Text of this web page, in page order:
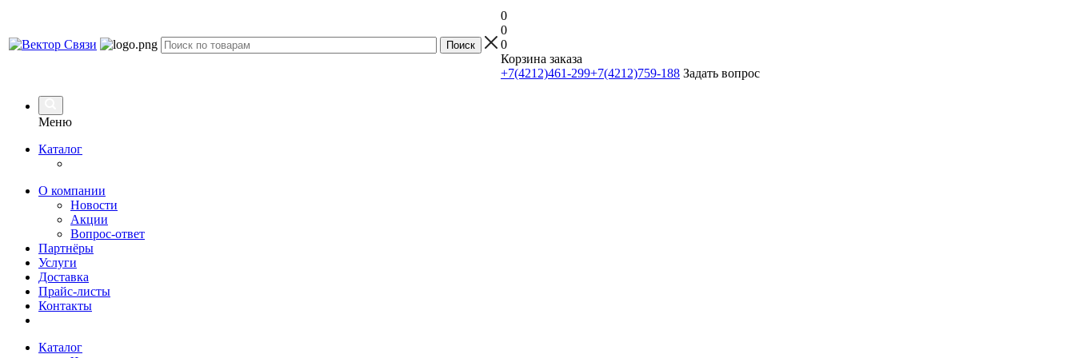
0
0
0
Корзина заказа
+7(4212)461-299+7(4212)759-188 Задать вопрос
Меню
Каталог
О компании
Новости
Акции
Вопрос-ответ
Партнёры
Услуги
Доставка
Прайс-листы
Контакты
Каталог